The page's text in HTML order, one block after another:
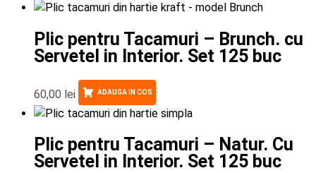
Plic pentru Tacamuri – Brunch. cu
Servetel in Interior. Set 125 buc
60,00 lei ADAUGA IN COS
Plic pentru Tacamuri – Natur. Cu
Servetel in Interior. Set 125 buc